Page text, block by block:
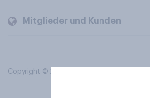
Mitglieder und Kunden
Copyright © 2026 YouGov PLC. Alle Rechte